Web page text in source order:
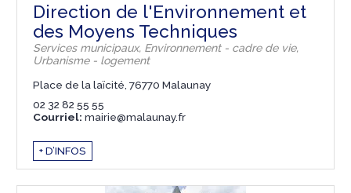
Direction de l'Environnement et
des Moyens Techniques
Services municipaux, Environnement - cadre de vie,
Urbanisme - logement
Place de la laïcité, 76770 Malaunay
02 32 82 55 55
Courriel: mairie@malaunay.fr
+ D’INFOS